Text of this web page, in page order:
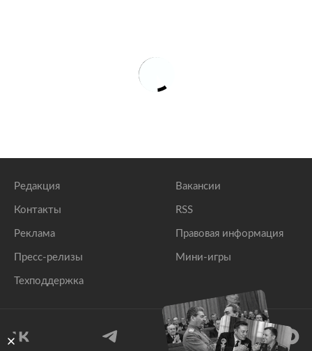
Редакция
Контакты
Реклама
Пресс-релизы
Техподдержка
Вакансии
RSS
Правовая информация
Мини-игры